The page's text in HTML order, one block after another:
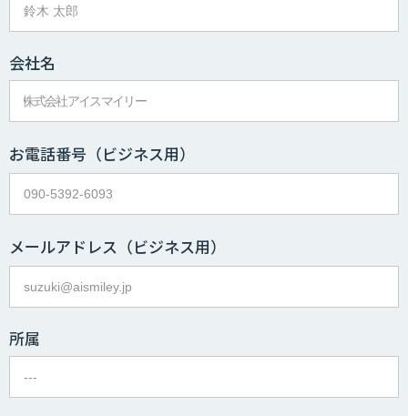
会社名
お電話番号 （ビジネス用）
メールアドレス （ビジネス用）
所属